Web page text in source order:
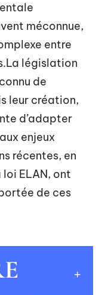
méconnue,
entre
législation
de
leur création,
d’adapter
enjeux
récentes, en
ELAN, ont
de ces